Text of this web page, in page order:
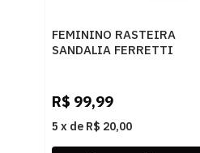
FEMININO RASTEIRA
SANDALIA FERRETTI
R$ 99,99
5 x de R$ 20,00